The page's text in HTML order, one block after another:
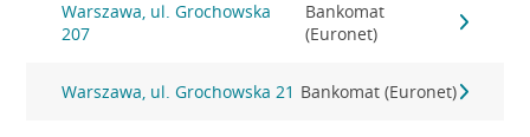
Warszawa, ul. Grochowska
207
Bankomat
(Euronet)
Warszawa, ul. Grochowska 21 Bankomat (Euronet)